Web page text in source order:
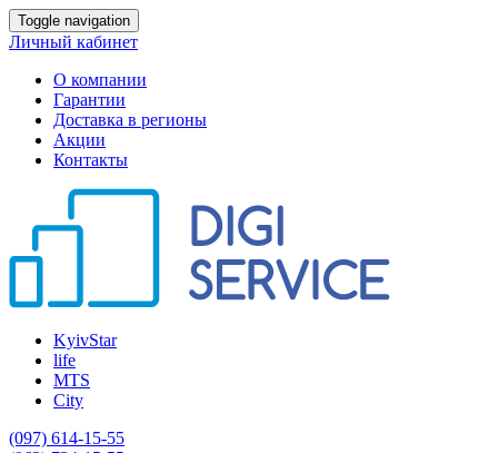
Toggle navigation
Личный кабинет
О компании
Гарантии
Доставка в регионы
Акции
Контакты
KyivStar
life
MTS
City
(097) 614-15-55